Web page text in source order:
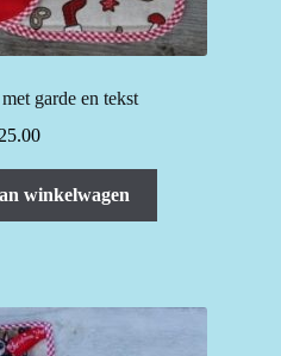
garde en tekst
25.00
winkelwagen